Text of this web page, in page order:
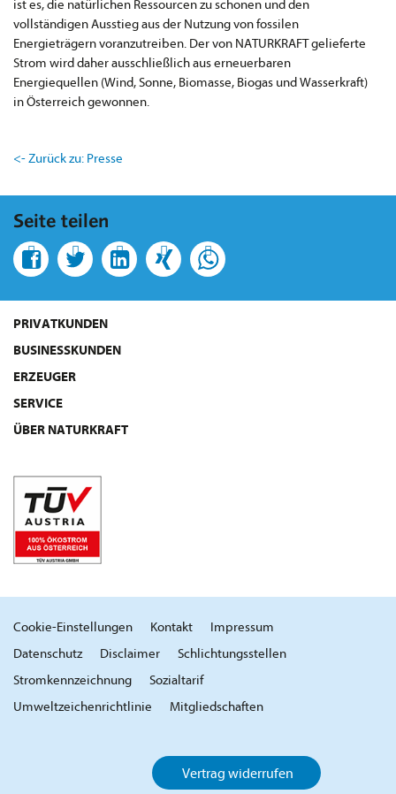
ist es, die natürlichen Ressourcen zu schonen und den
vollständigen Ausstieg aus der Nutzung von fossilen
Energieträgern voranzutreiben. Der von NATURKRAFT gelieferte
Strom wird daher ausschließlich aus erneuerbaren
Energiequellen (Wind, Sonne, Biomasse, Biogas und Wasserkraft)
in Österreich gewonnen.
<- Zurück zu: Presse
Seite teilen
PRIVATKUNDEN
BUSINESSKUNDEN
ERZEUGER
SERVICE
ÜBER NATURKRAFT
Cookie-Einstellungen Kontakt
Impressum
Datenschutz
Disclaimer
Schlichtungsstellen
Stromkennzeichnung
Sozialtarif
Umweltzeichenrichtlinie
Mitgliedschaften
Vertrag widerrufen